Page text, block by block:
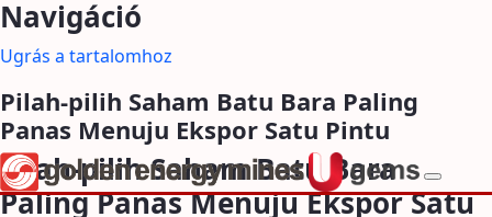
Navigáció
Ugrás a tartalomhoz
Pilah-pilih Saham Batu Bara Paling
Panas Menuju Ekspor Satu Pintu
Pilah-pilih Saham Batu Bara
Paling Panas Menuju Ekspor Satu